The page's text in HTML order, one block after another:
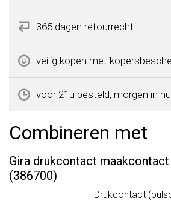
365 dagen retourrecht
veilig kopen met
voor 21u besteld, morgen in
Combineren met
Gira drukcontact
(386700)
Drukcontact